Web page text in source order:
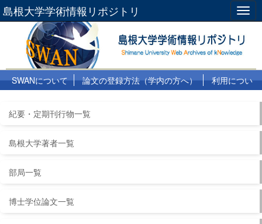
島根大学学術情報リポジトリ
SWANについて 論文の登録方法（学内の方へ）
利用につい
紀要・定期刊行物一覧
島根大学著者一覧
部局一覧
博士学位論文一覧